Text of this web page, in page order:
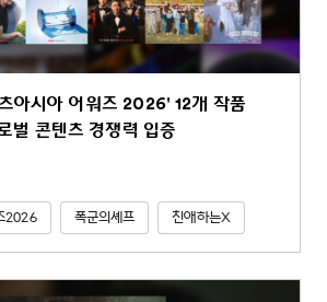
아시아 어워즈 2026' 12개 작품
벌 콘텐츠 경쟁력 입증
2026 폭군의셰프 친애하는X